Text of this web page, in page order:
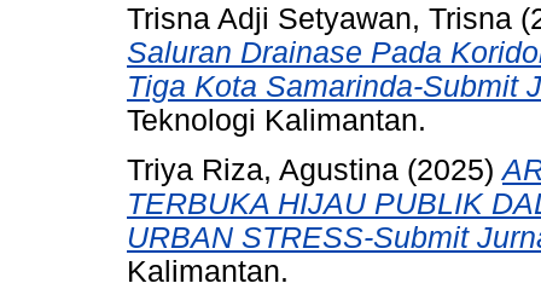
Trisna Adji Setyawan, Trisna
Saluran Drainase Pada
Tiga Kota Samarinda-Submit
Teknologi Kalimantan.
Triya Riza, Agustina (2025)
TERBUKA HIJAU PUBLIK
URBAN STRESS-Submit
Kalimantan.